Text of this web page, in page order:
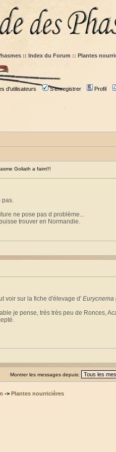
:: Index du Forum :: Plantes
d'utilisateurs S'enregistrer Profil
Goliath a faim!!!
pas.
ne pose pas d problème...
trouver en Normandie.
voir sur la fiche d'élevage d' Eurycnema
je pense, très très peu de Ronces,
Montrer les messages depuis:
-> Plantes nourricières